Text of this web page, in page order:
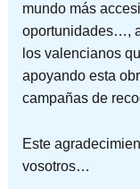
mundo más
oportunidades…,
los valencianos
apoyando esta
campañas de
Este
vosotros…